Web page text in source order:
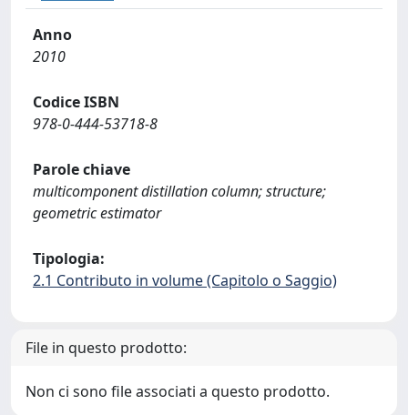
Anno
2010
Codice ISBN
978-0-444-53718-8
Parole chiave
multicomponent distillation column; structure;
geometric estimator
Tipologia:
2.1 Contributo in volume (Capitolo o Saggio)
File in questo prodotto:
Non ci sono file associati a questo prodotto.